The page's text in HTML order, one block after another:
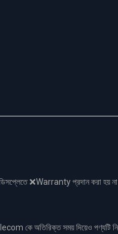
❌Warranty প্রদান করা হয়
কে অতিরিক্ত সময় দিয়েও পণ্যটি